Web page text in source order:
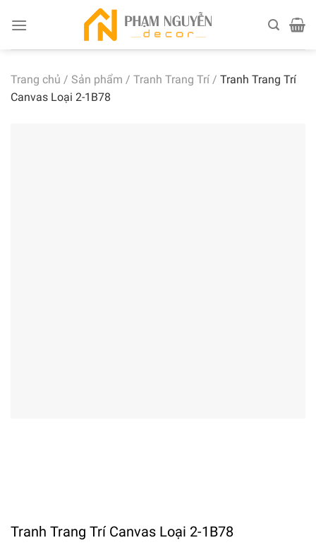
Trang chủ / Sản phẩm / Tranh Trang Trí / Tranh Trang Trí
Canvas Loại 2-1B78
Tranh Trang Trí Canvas Loại 2-1B78